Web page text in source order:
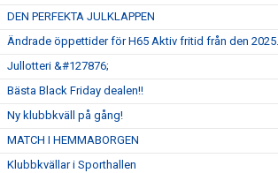
DEN PERFEKTA JULKLAPPEN
Ändrade öppettider för H65 Aktiv fritid från den
Jullotteri &#127876;
Bästa Black Friday dealen!!
Ny klubbkväll på gång!
MATCH I HEMMABORGEN
Klubbkvällar i Sporthallen